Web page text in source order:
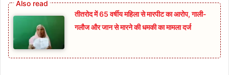
तीतरोद में 65 वर्षीय महिला से मारपीट का आरोप, गाली-
गलौज और जान से मारने की धमकी का मामला दर्ज